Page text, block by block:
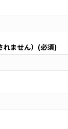
れません）(必須)